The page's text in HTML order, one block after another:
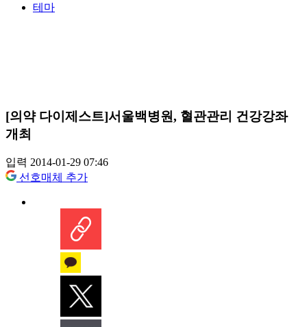
테마
[의약 다이제스트]서울백병원, 혈관관리 건강강좌
개최
입력 2014-01-29 07:46
선호매체 추가